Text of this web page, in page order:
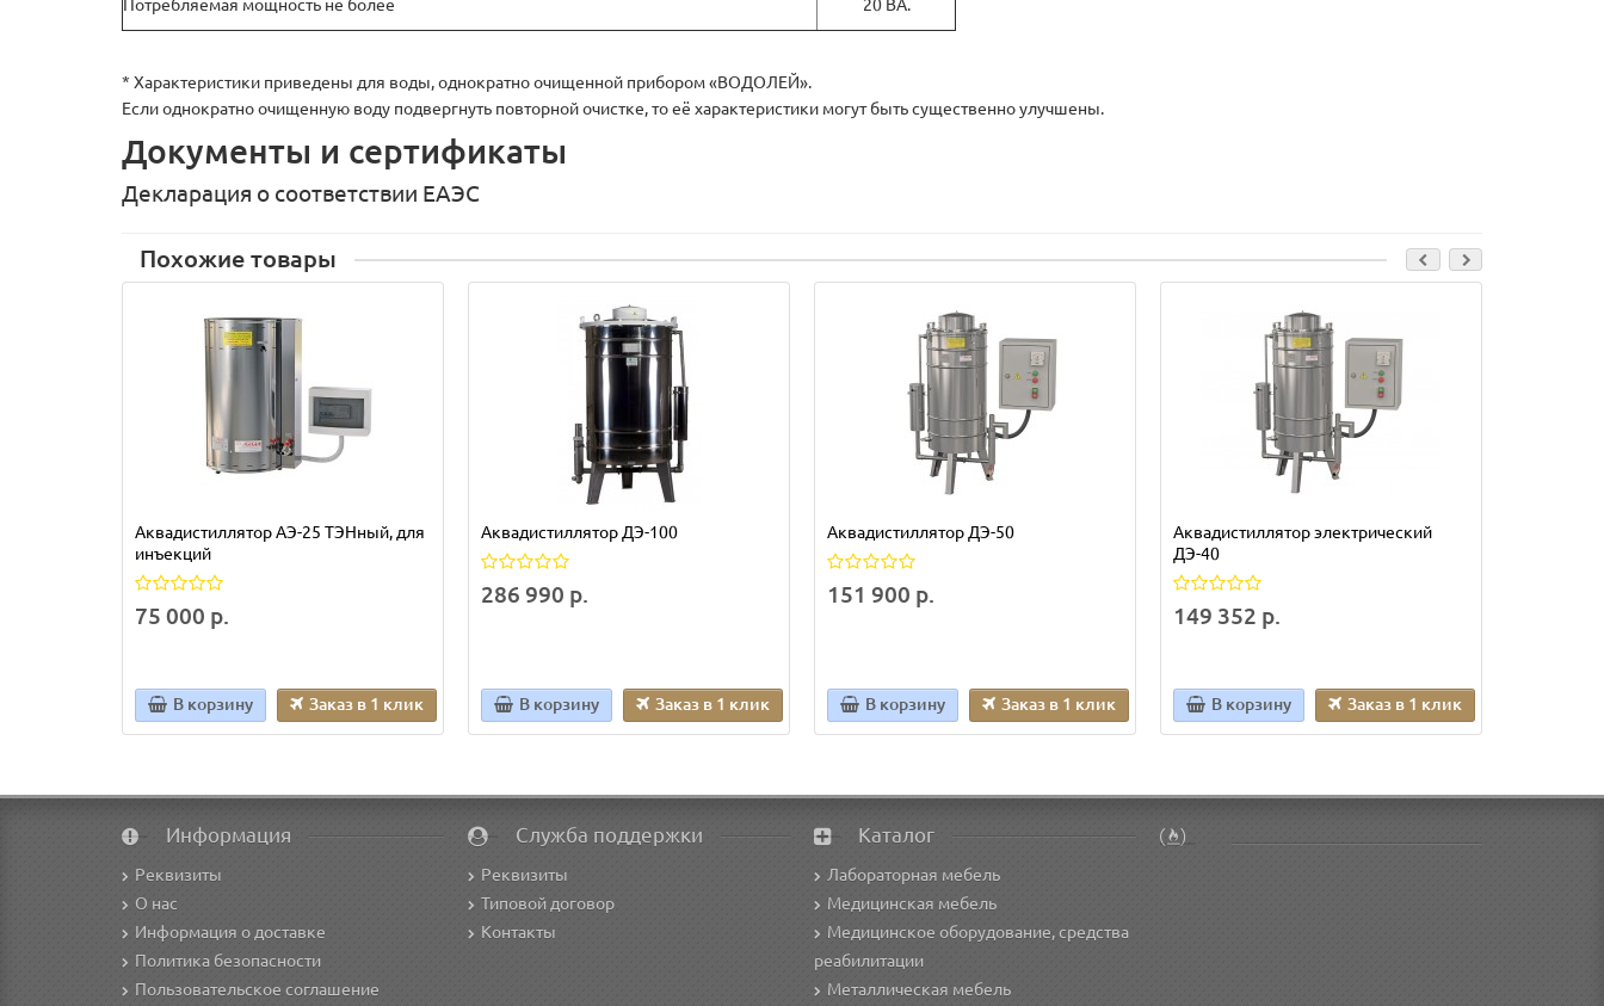
Потребляемая мощность не более 20 ВА.
* Характеристики приведены для воды, однократно очищенной прибором «ВОДОЛЕЙ».
Если однократно очищенную воду подвергнуть повторной очистке, то её характеристики могут быть существенно улучшены.
Документы и сертификаты
Декларация о соответствии ЕАЭС
Похожие товары
Аквадистиллятор АЭ-25 ТЭНный, для
инъекций
75 000 р.
В корзину Заказ в 1 клик
Аквадистиллятор ДЭ-100
286 990 р.
В корзину Заказ в 1 клик
Аквадистиллятор ДЭ-50
151 900 р.
В корзину Заказ в 1 клик
Аквадистиллятор электрический
ДЭ-40
149 352 р.
В корзину Заказ в 1 клик
Информация
Реквизиты
О нас
Информация о доставке
Политика безопасности
Пользовательское соглашение
Служба поддержки
Реквизиты
Типовой договор
Контакты
Каталог
Лабораторная мебель
Медицинская мебель
Медицинское оборудование, средства
реабилитации
Металлическая мебель